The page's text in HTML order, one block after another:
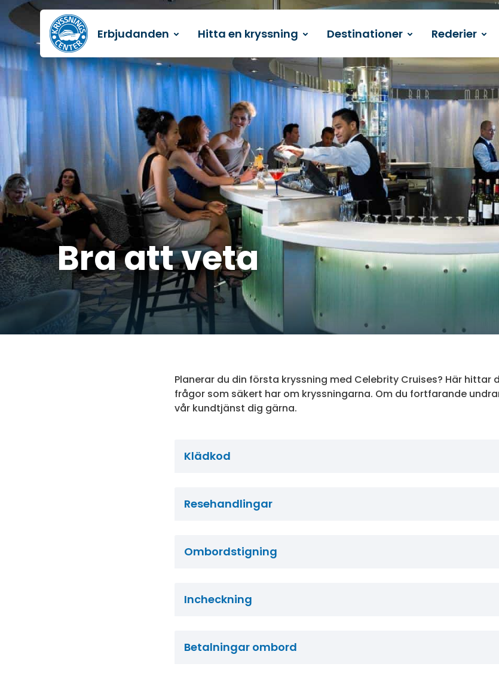
Till startsidan
Erbjudanden Hitta en kryssning Destinationer Rederier
Bra att veta
Planerar du din första kryssning med Celebrity Cruises? Här hittar
frågor som säkert har om kryssningarna. Om du fortfarande
vår kundtjänst dig gärna.
Klädkod
Resehandlingar
Ombordstigning
Incheckning
Betalningar ombord